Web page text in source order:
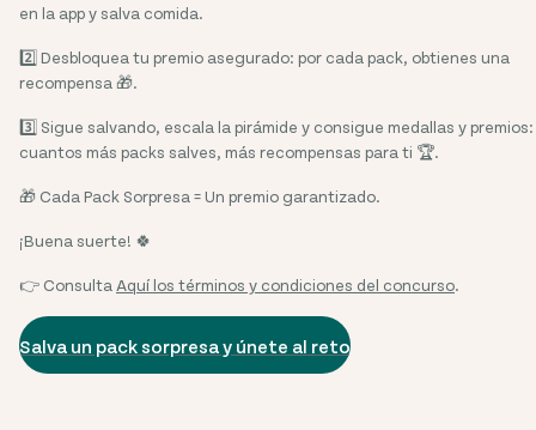
en la app y salva comida.
2️⃣ Desbloquea tu premio asegurado: por cada pack, obtienes una
recompensa 🎁.
3️⃣ Sigue salvando, escala la pirámide y consigue medallas y premios:
cuantos más packs salves, más recompensas para ti 🏆.
🎁 Cada Pack Sorpresa = Un premio garantizado.
¡Buena suerte! 🍀
👉 Consulta Aquí los términos y condiciones del concurso.
Salva un pack sorpresa y únete al reto